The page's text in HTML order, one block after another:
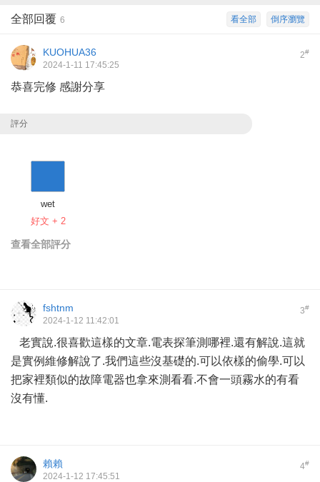
倒序瀏覽
看全部
全部回覆 6
2#
KUOHUA36
2024-1-11 17:45:25
恭喜完修 感謝分享
評分
wet
好文 + 2
查看全部評分
3#
fshtnm
2024-1-12 11:42:01
老實說.很喜歡這樣的文章.電表探筆測哪裡.還有解說.這就
是實例維修解說了.我們這些沒基礎的.可以依樣的偷學.可以
把家裡類似的故障電器也拿來測看看.不會一頭霧水的有看
沒有懂.
4#
賴賴
2024-1-12 17:45:51